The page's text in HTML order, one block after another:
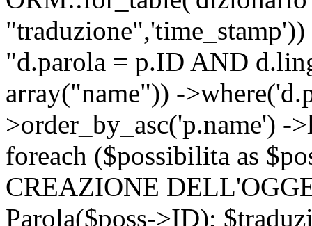
"d.parola = p.ID AND
array("name")) -
>order_by_asc('p.name')
foreach ($possibilita as
CREAZIONE
Parola($poss->ID);